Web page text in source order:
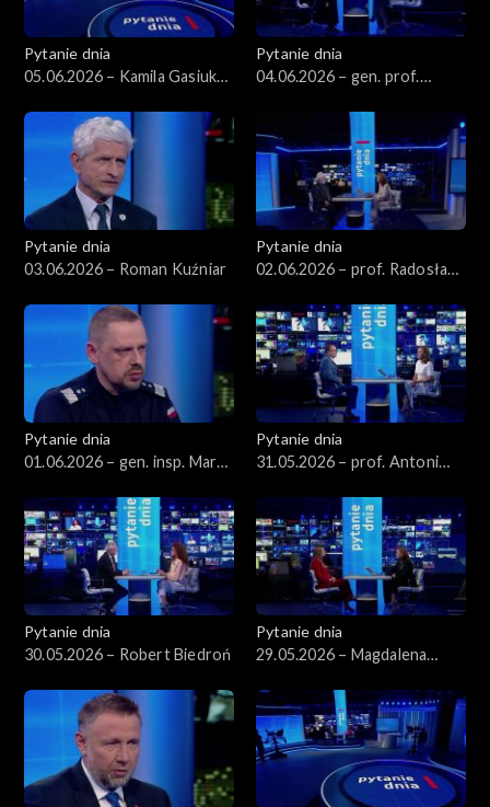
Pytanie dnia
05.06.2026 – Kamila Gasiuk-
Pytanie dnia
04.06.2026 – gen. prof.
Pytanie dnia
03.06.2026 – Roman Kuźniar
Pytanie dnia
02.06.2026 – prof. Radosław
Pytanie dnia
01.06.2026 – gen. insp. Marek
Pytanie dnia
31.05.2026 – prof. Antoni
Pytanie dnia
30.05.2026 – Robert Biedroń
Pytanie dnia
29.05.2026 – Magdalena